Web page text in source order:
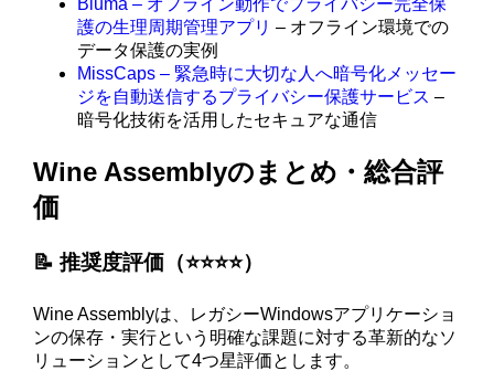
Bluma – オフライン動作でプライバシー完全保
護の生理周期管理アプリ – オフライン環境での
データ保護の実例
MissCaps – 緊急時に大切な人へ暗号化メッセー
ジを自動送信するプライバシー保護サービス –
暗号化技術を活用したセキュアな通信
Wine Assemblyのまとめ・総合評
価
📝 推奨度評価（⭐️⭐️⭐️⭐️）
Wine Assemblyは、レガシーWindowsアプリケーショ
ンの保存・実行という明確な課題に対する革新的なソ
リューションとして4つ星評価とします。